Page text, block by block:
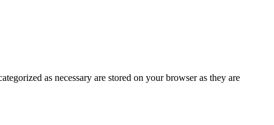
as necessary are stored on your browser as they are